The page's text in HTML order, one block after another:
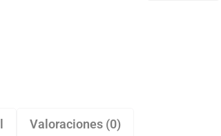
Valoraciones (0)